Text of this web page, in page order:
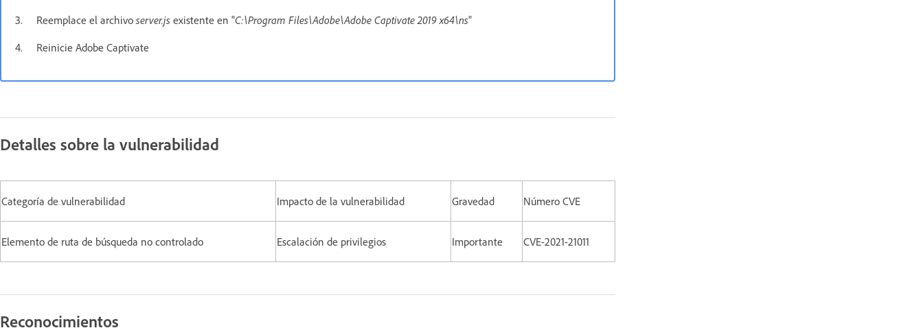
3. Reemplace el archivo server.js existente en "C:\Program Files\Adobe\Adobe Captivate 2019 x64\ns"
4. Reinicie Adobe Captivate
Detalles sobre la vulnerabilidad
Categoría de vulnerabilidad Impacto de la vulnerabilidad Gravedad Número CVE
Elemento de ruta de búsqueda no controlado Escalación de privilegios Importante CVE-2021-21011
Reconocimientos